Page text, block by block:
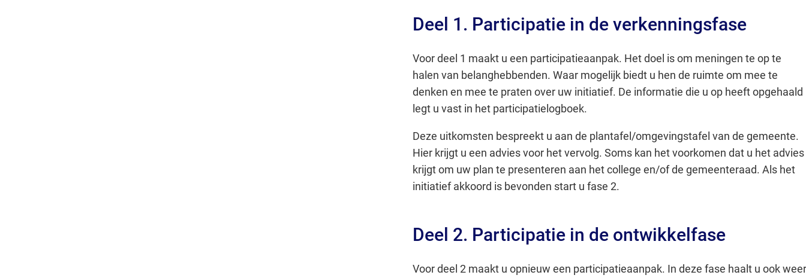
toets
om
waarde
te
selecteren.
Deel 1. Participatie in de verkenningsfase
Voor deel 1 maakt u een participatieaanpak. Het doel is om meningen te op te
halen van belanghebbenden. Waar mogelijk biedt u hen de ruimte om mee te
denken en mee te praten over uw initiatief. De informatie die u op heeft opgehaald
legt u vast in het participatielogboek.
Deze uitkomsten bespreekt u aan de plantafel/omgevingstafel van de gemeente.
Hier krijgt u een advies voor het vervolg. Soms kan het voorkomen dat u het advies
krijgt om uw plan te presenteren aan het college en/of de gemeenteraad. Als het
initiatief akkoord is bevonden start u fase 2.
Deel 2. Participatie in de ontwikkelfase
Voor deel 2 maakt u opnieuw een participatieaanpak. In deze fase haalt u ook weer